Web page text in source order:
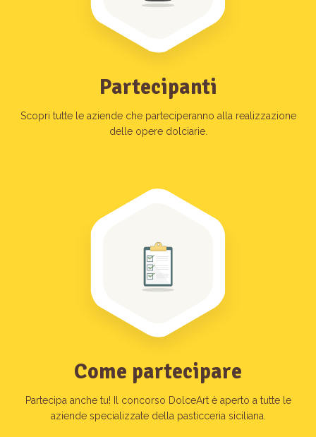
Partecipanti
Scopri tutte le aziende che parteciperanno alla realizzazione
delle opere dolciarie.
Come partecipare
Partecipa anche tu! Il concorso DolceArt è aperto a tutte le
aziende specializzate della pasticceria siciliana.